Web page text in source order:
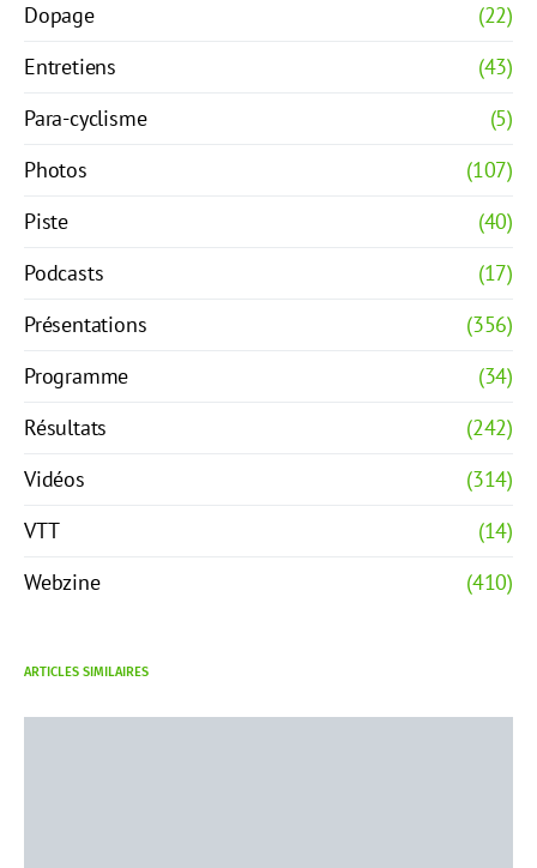
Dopage
(22)
Entretiens
(43)
Para-cyclisme
(5)
Photos
(107)
Piste
(40)
Podcasts
(17)
Présentations
(356)
Programme
(34)
Résultats
(242)
Vidéos
(314)
VTT
(14)
Webzine
(410)
ARTICLES SIMILAIRES